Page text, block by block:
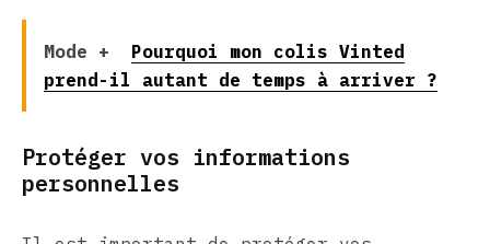
Mode +
Pourquoi mon colis Vinted
prend-il autant de temps à arriver ?
Protéger vos informations
personnelles